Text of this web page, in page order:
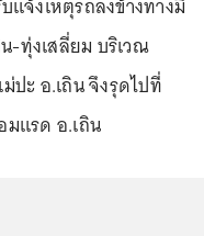
แจ้งเหตุรถลงข้างทางมี
-ทุ่งเสลี่ยม บริเวณ
ปะ อ.เถิน จึงรุดไปที่
แรด อ.เถิน